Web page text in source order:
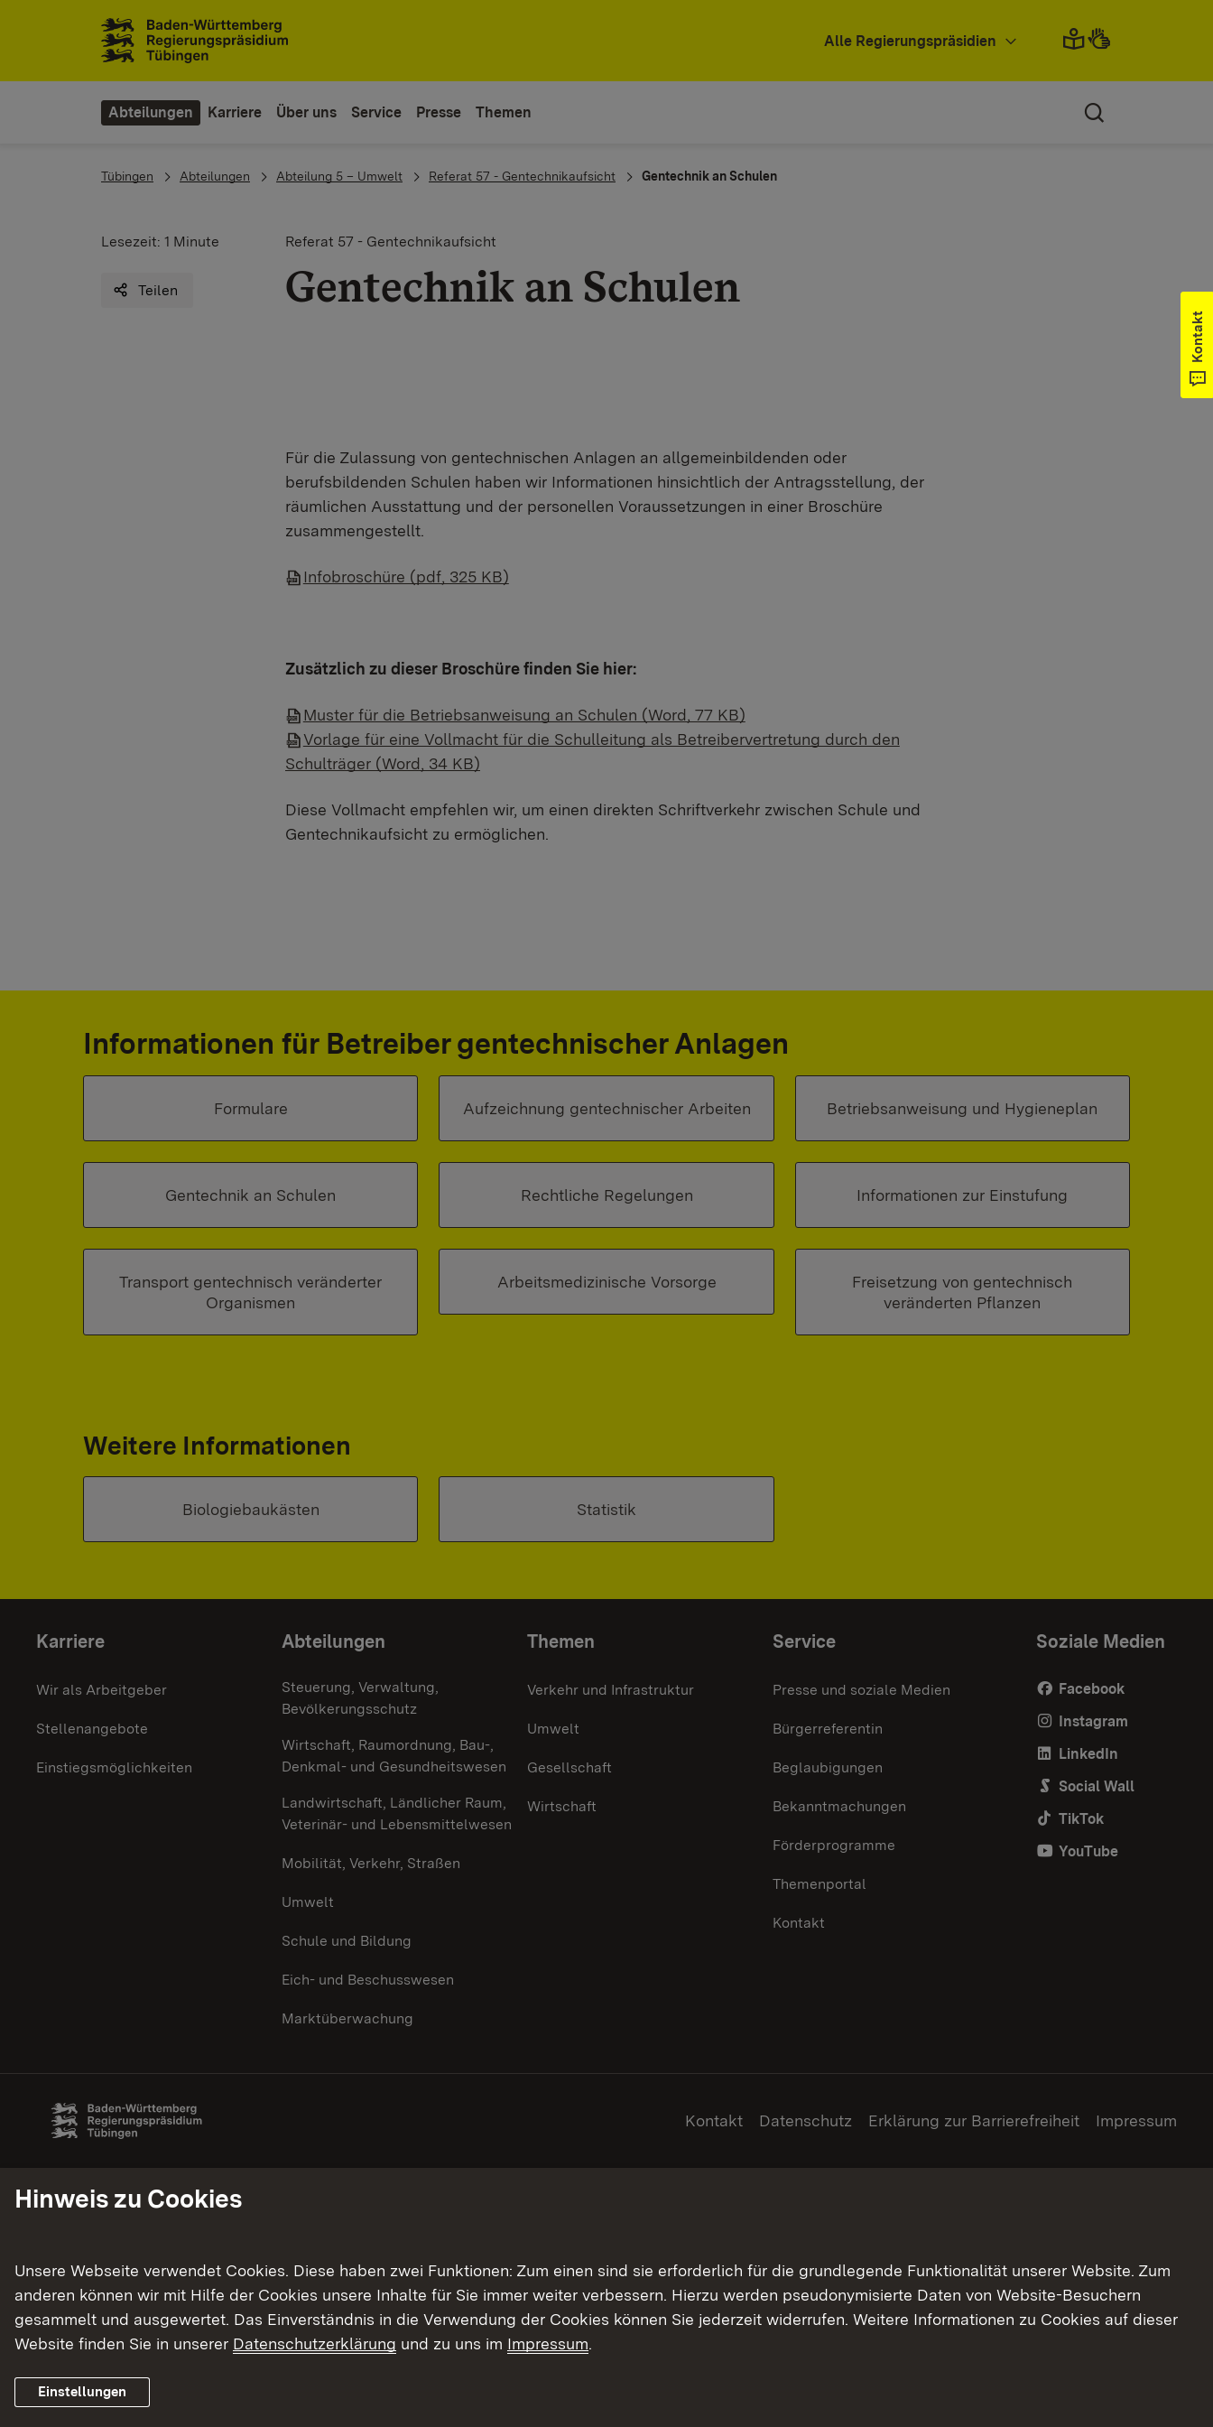
Alle Regierungspräsidien
Abteilungen Karriere Über uns Service Presse Themen
You are here:
Tübingen Abteilungen Abteilung 5 – Umwelt Referat 57 - Gentechnikaufsicht Gentechnik an Schulen
Lesezeit: 1 Minute
Teilen
Referat 57 - Gentechnikaufsicht
Gentechnik an Schulen
Für die Zulassung von gentechnischen Anlagen an allgemeinbildenden oder
berufsbildenden Schulen haben wir Informationen hinsichtlich der Antragsstellung, der
räumlichen Ausstattung und der personellen Voraussetzungen in einer Broschüre
zusammengestellt.
Infobroschüre (pdf, 325 KB)
Zusätzlich zu dieser Broschüre finden Sie hier:
Muster für die Betriebsanweisung an Schulen (Word, 77 KB)
Vorlage für eine Vollmacht für die Schulleitung als Betreibervertretung durch den
Schulträger (Word, 34 KB)
Diese Vollmacht empfehlen wir, um einen direkten Schriftverkehr zwischen Schule und
Gentechnikaufsicht zu ermöglichen.
Kontakt
Informationen für Betreiber gentechnischer Anlagen
Formulare Aufzeichnung gentechnischer Arbeiten Betriebsanweisung und Hygieneplan
Gentechnik an Schulen Rechtliche Regelungen Informationen zur Einstufung
Transport gentechnisch veränderter
Organismen
Arbeitsmedizinische Vorsorge
Freisetzung von gentechnisch
veränderten Pflanzen
Weitere Informationen
Biologiebaukästen Statistik
Themenübersicht
Karriere
Wir als Arbeitgeber
Stellenangebote
Einstiegsmöglichkeiten
Abteilungen
Steuerung, Verwaltung,
Bevölkerungsschutz
Wirtschaft, Raumordnung, Bau-,
Denkmal- und Gesundheitswesen
Landwirtschaft, Ländlicher Raum,
Veterinär- und Lebensmittelwesen
Mobilität, Verkehr, Straßen
Umwelt
Schule und Bildung
Eich- und Beschusswesen
Marktüberwachung
Themen
Verkehr und Infrastruktur
Umwelt
Gesellschaft
Wirtschaft
Service
Presse und soziale Medien
Bürgerreferentin
Beglaubigungen
Bekanntmachungen
Förderprogramme
Themenportal
Kontakt
Soziale Medien
Facebook
Instagram
LinkedIn
Social Wall
TikTok
YouTube
Kontakt Datenschutz Erklärung zur Barrierefreiheit Impressum
Hinweis zu Cookies
Unsere Webseite verwendet Cookies. Diese haben zwei Funktionen: Zum einen sind sie erforderlich für die grundlegende Funktionalität unserer Website. Zum
anderen können wir mit Hilfe der Cookies unsere Inhalte für Sie immer weiter verbessern. Hierzu werden pseudonymisierte Daten von Website-Besuchern
gesammelt und ausgewertet. Das Einverständnis in die Verwendung der Cookies können Sie jederzeit widerrufen. Weitere Informationen zu Cookies auf dieser
Website finden Sie in unserer Datenschutzerklärung und zu uns im Impressum.
Einstellungen